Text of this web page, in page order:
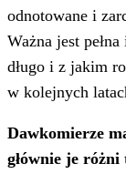
odnotowane i
Ważna jest
długo i z jakim
w kolejnych
Dawkomierze
głównie je